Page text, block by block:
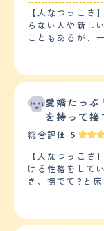
てくると「あざ
ます。 【落ち着き】 他の子たちが「ご飯?」と騒いでる
時も、何かに吠
離れた場所にい
しっぽをブンブ
こしてもらえるまで続きます
ち着いている方だと思います
トイレについて
しっかりとトイ
います。 ご飯を食べすぎたり庭で草を食べた後に、時々
吐き戻しがある
くれます。 散歩ですが我が家のチワワは散歩が嫌いで、
リードを付けて外
他の子たちの散
は自宅の庭をド
【お手入れ】 ロ
【人なつっこさ
らない人や新し
こともあるが、
し、何度か会っ
ところもある。
ってくれたりと
うで、嫌がるこ
様でも、時間が
マスコットのよう
き】 普段から顔
取り乱すことも
較的落ち着いて
るあまり困り果
ち着いてくると
【しつけやすさ
しつけをしてい
愛嬌たっ
を持って接
総合評価 5
【人なつっこさ
ける性格をして
き、撫でて?と
ペットとは接す
ランに連れてい
しようとはしま